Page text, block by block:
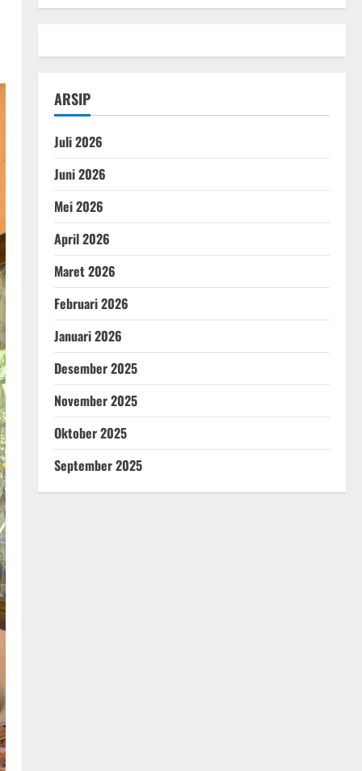
ARSIP
Juli 2026
Juni 2026
Mei 2026
April 2026
Maret 2026
Februari 2026
Januari 2026
Desember 2025
November 2025
Oktober 2025
September 2025